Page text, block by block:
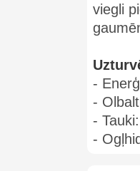
viegli
-
-
-
-